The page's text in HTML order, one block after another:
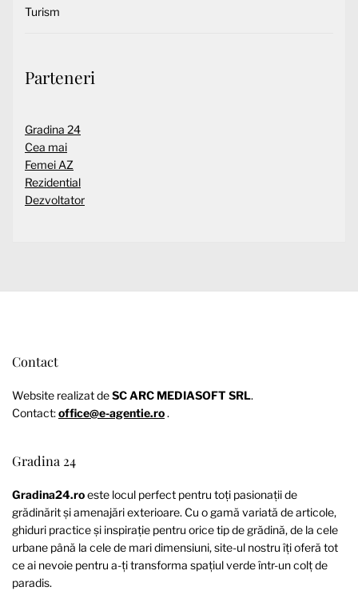
Turism
Parteneri
Gradina 24
Cea mai
Femei AZ
Rezidential
Dezvoltator
Contact
Website realizat deSC ARC MEDIASOFT SRL.
Contact:office@e-agentie.ro.
Gradina 24
Gradina24.roeste locul perfect pentru toți pasionații de
grădinărit și amenajări exterioare. Cu o gamă variată de articole,
ghiduri practice și inspirație pentru orice tip de grădină, de la cele
urbane până la cele de mari dimensiuni, site-ul nostru îți oferă tot
ce ai nevoie pentru a-ți transforma spațiul verde într-un colț de
paradis.